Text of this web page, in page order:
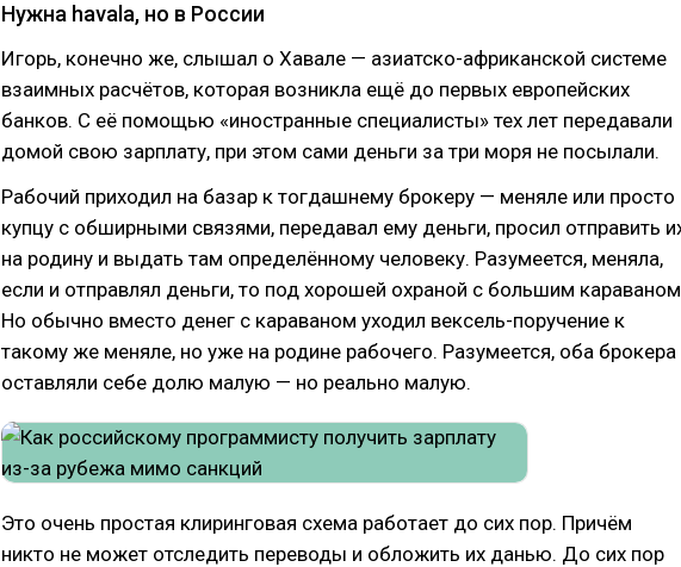
Нужна havala, но в России
Игорь, конечно же, слышал о Хавале — азиатско-африканской системе
взаимных расчётов, которая возникла ещё до первых европейских
банков. С её помощью «иностранные специалисты» тех лет передавали
домой свою зарплату, при этом сами деньги за три моря не посылали.
Рабочий приходил на базар к тогдашнему брокеру — меняле или просто
купцу с обширными связями, передавал ему деньги, просил отправить
на родину и выдать там определённому человеку. Разумеется, меняла,
если и отправлял деньги, то под хорошей охраной с большим
Но обычно вместо денег с караваном уходил вексель-поручение к
такому же меняле, но уже на родине рабочего. Разумеется, оба брокера
оставляли себе долю малую — но реально малую.
Это очень простая клиринговая схема работает до сих пор. Причём
никто не может отследить переводы и обложить их данью. До сих пор